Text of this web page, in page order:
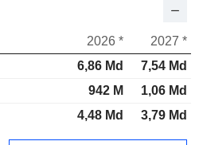
2026 *
2027 *
6,86 Md
7,54 Md
942 M
1,06 Md
4,48 Md 3,79 Md